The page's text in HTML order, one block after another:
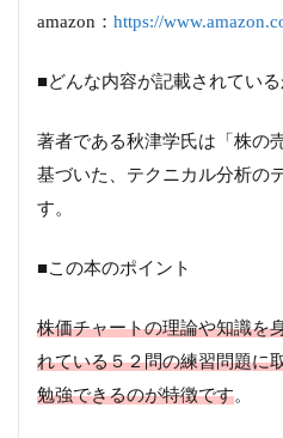
amazon： https://
■どんな内容が記載されてい
著者である秋津学氏は「株の
基づいた、テクニカル分析の
す。
■この本のポイント
株価チャートの理論や知識を
れている５２問の練習問題に
勉強できるのが特徴です。